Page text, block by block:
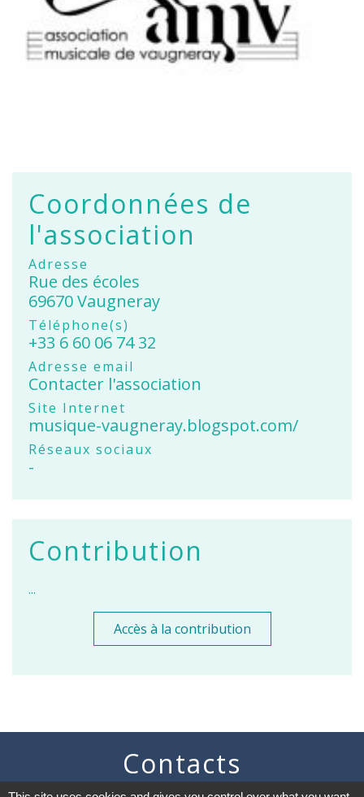
Coordonnées de
l'association
Adresse
Rue des écoles
69670 Vaugneray
Téléphone(s)
+33 6 60 06 74 32
Adresse email
Contacter l'association
Site Internet
musique-vaugneray.blogspot.com/
Réseaux sociaux
-
Contribution
...
Accès à la contribution
Contacts